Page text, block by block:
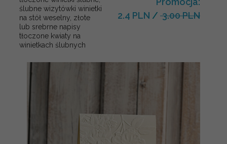
ślubne wizytówki winietki
na stół weselny, złote
lub srebrne napisy
tłoczone kwiaty na
winietkach ślubnych
2.4 PLN / 3.00 PLN